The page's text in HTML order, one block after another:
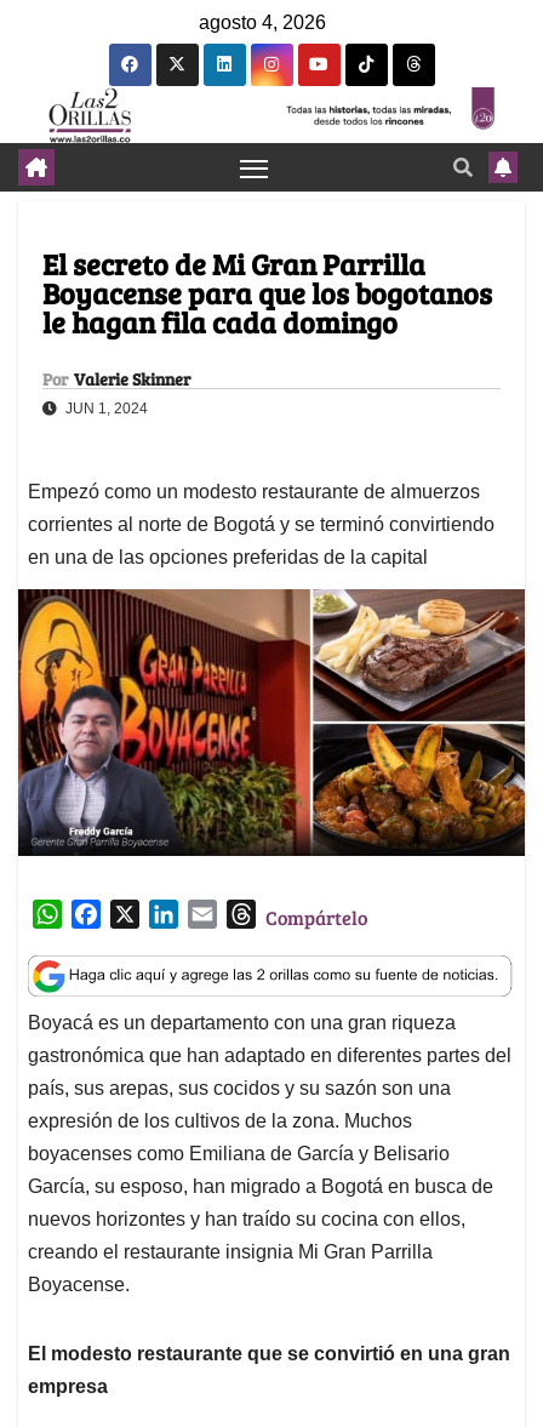
agosto 4, 2026
El secreto de Mi Gran Parrilla
Boyacense para que los bogotanos
le hagan fila cada domingo
Por Valerie Skinner
JUN 1, 2024
Empezó como un modesto restaurante de almuerzos
corrientes al norte de Bogotá y se terminó convirtiendo
en una de las opciones preferidas de la capital
W
a
t
s
A
p
p
c
e
b
o
o
k
n
k
e
d
I
n
a
i
l
T
r
e
a
d
s
Compártelo
Boyacá es un departamento con una gran riqueza
gastronómica que han adaptado en diferentes partes del
país, sus arepas, sus cocidos y su sazón son una
expresión de los cultivos de la zona. Muchos
boyacenses como Emiliana de García y Belisario
García, su esposo, han migrado a Bogotá en busca de
nuevos horizontes y han traído su cocina con ellos,
creando el restaurante insignia Mi Gran Parrilla
Boyacense.
El modesto restaurante que se convirtió en una gran
empresa